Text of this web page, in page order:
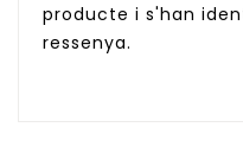
producte i s'han
ressenya.